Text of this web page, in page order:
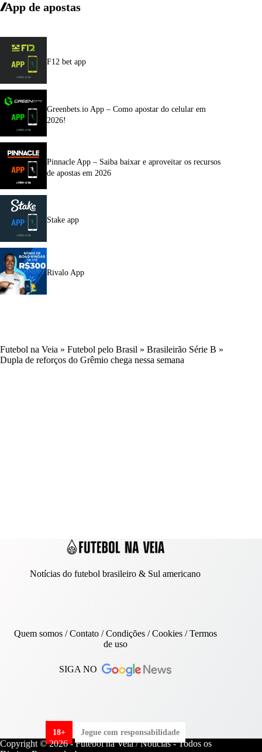
App de apostas
F12 bet app
Greenbets.io App – Como apostar do celular em
2026!
Pinnacle App – Saiba baixar e aproveitar os recursos
de apostas em 2026
Stake app
Rivalo App
Futebol na Veia » Futebol pelo Brasil » Brasileirão Série B »
Dupla de reforços do Grêmio chega nessa semana
Notícias do futebol brasileiro & Sul americano
Quem somos/Contato/ Condições /Cookies/Termos
de uso
SIGA NO
18+ Jogue com responsabilidade
Copyright © 2026 - Futebol na Veia / Notícias - Todos os